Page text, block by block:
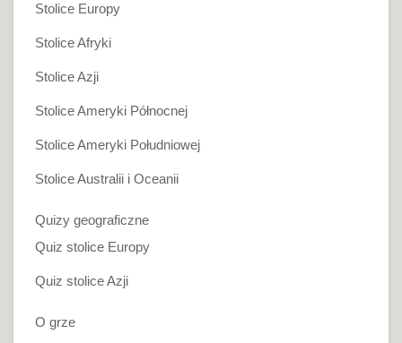
Stolice Europy
Stolice Afryki
Stolice Azji
Stolice Ameryki Północnej
Stolice Ameryki Południowej
Stolice Australii i Oceanii
Quizy geograficzne
Quiz stolice Europy
Quiz stolice Azji
O grze